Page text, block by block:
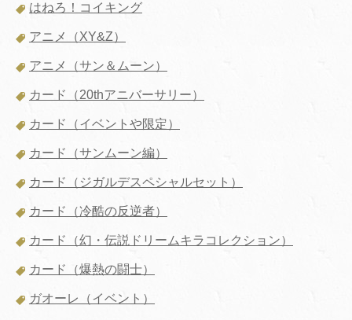
はねろ！コイキング
アニメ（XY&Z）
アニメ（サン＆ムーン）
カード（20thアニバーサリー）
カード（イベントや限定）
カード（サンムーン編）
カード（ジガルデスペシャルセット）
カード（冷酷の反逆者）
カード（幻・伝説ドリームキラコレクション）
カード（爆熱の闘士）
ガオーレ（イベント）